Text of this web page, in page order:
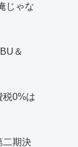
じゃな
＆
税0%は
二期決